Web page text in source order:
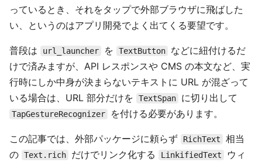
っているとき、それをタップで外部ブラウザに飛ばした
い、というのはアプリ開発でよく出てくる要望です。
普段は url_launcher を TextButton
などに紐付けるだ
けで済みますが、API レスポンスや CMS の本文など、実
行時にしか中身が決まらないテキストに URL が混ざって
いる場合は、URL 部分だけを
TextSpan に切り出して
TapGestureRecognizer を付ける必要があります。
この記事では、外部パッケージに頼らず RichText
相当
の Text.rich だけでリンク化する LinkifiedText
ウィ